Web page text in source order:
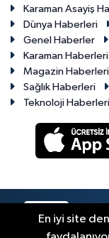
Karaman Asayiş
Dünya Haberleri
Genel Haberler
Karaman Haberleri
Magazin Haberleri
Sağlık Haberleri
Teknoloji Haberleri
En iyi site